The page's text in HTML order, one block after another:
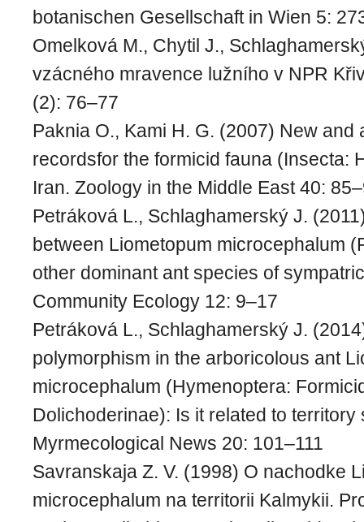
botanischen Gesellschaft in Wien 5:
Omelková M., Chytil J.,
vzácného mravence lužního v NPR
(2): 76–77
Paknia O., Kami H. G. (2007) New and
recordsfor the formicid fauna (Insecta:
Iran. Zoology in the Middle East 40:
Petráková L., Schlaghamerský J.
between Liometopum microcephalum
other dominant ant species of
Community Ecology 12: 9–17
Petráková L., Schlaghamerský J.
polymorphism in the arboricolous ant
microcephalum (Hymenoptera:
Dolichoderinae): Is it related to territory
Myrmecological News 20: 101–111
Savranskaja Z. V. (1998) O nachodke
microcephalum na territorii Kalmykii.